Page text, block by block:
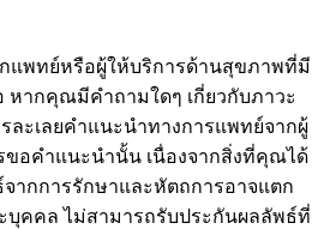
แพทย์หรือผู้ให้บริการด้านสุขภาพที่มี
ากคุณมีคำถามใดๆ เกี่ยวกับภาวะ
ะเลยคำแนะนำทางการแพทย์จากผู้
ขอคำแนะนำนั้น เนื่องจากสิ่งที่คุณได้
ากการรักษาและหัตถการอาจแตก
บุคคล ไม่สามารถรับประกันผลลัพธ์ที่